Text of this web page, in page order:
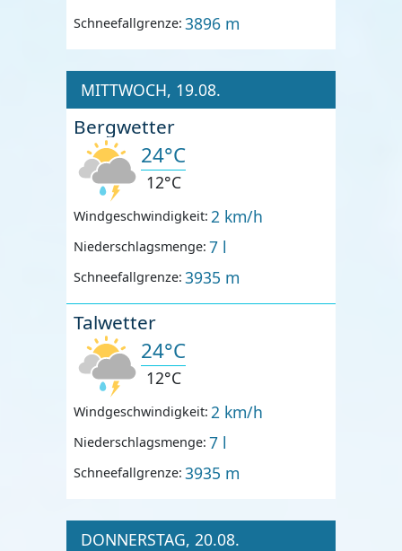
Schneefallgrenze: 3896 m
MITTWOCH, 19.08.
Bergwetter
24°C
12°C
Windgeschwindigkeit: 2 km/h
Niederschlagsmenge: 7 l
Schneefallgrenze: 3935 m
Talwetter
24°C
12°C
Windgeschwindigkeit: 2 km/h
Niederschlagsmenge: 7 l
Schneefallgrenze: 3935 m
DONNERSTAG, 20.08.